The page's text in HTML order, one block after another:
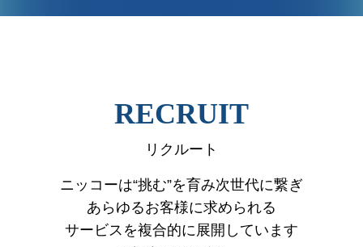
RECRUIT
リクルート
ニッコーは“挑む”を育み次世代に繋ぎ
あらゆるお客様に求められる
サービスを複合的に展開しています